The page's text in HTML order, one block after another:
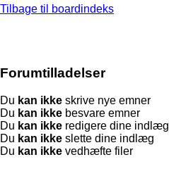
Tilbage til boardindeks
Forumtilladelser
Du kan ikke skrive nye emner
Du kan ikke besvare emner
Du kan ikke redigere dine indlæg
Du kan ikke slette dine indlæg
Du kan ikke vedhæfte filer